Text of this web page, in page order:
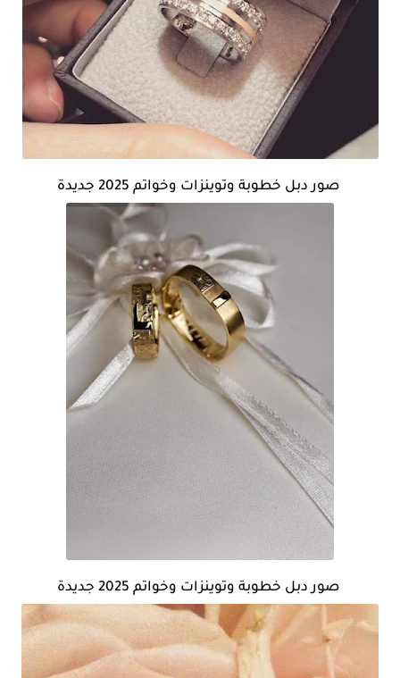
صور دبل خطوبة وتوينزات وخواتم 2025 جديدة
صور دبل خطوبة وتوينزات وخواتم 2025 جديدة